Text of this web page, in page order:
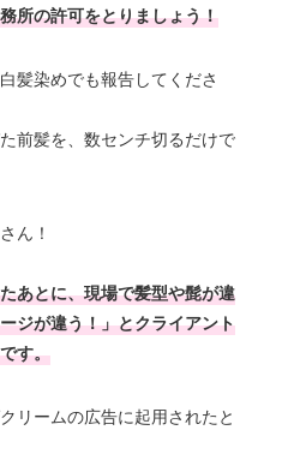
所の許可をとりましょう！
髪染めでも報告してくださ
前髪を、数センチ切るだけで
ん！
あとに、現場で髪型や髭が違
ジが違う！」とクライアント
す。
リームの広告に起用されたと